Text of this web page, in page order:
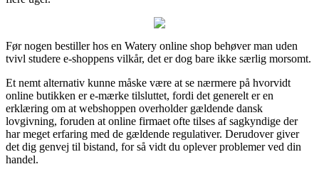
Før nogen bestiller hos en Watery online shop behøver man uden
tvivl studere e-shoppens vilkår, det er dog bare ikke særlig morsomt.
Et nemt alternativ kunne måske være at se nærmere på hvorvidt
online butikken er e-mærke tilsluttet, fordi det generelt er en
erklæring om at webshoppen overholder gældende dansk
lovgivning, foruden at online firmaet ofte tilses af sagkyndige der
har meget erfaring med de gældende regulativer. Derudover giver
det dig genvej til bistand, for så vidt du oplever problemer ved din
handel.